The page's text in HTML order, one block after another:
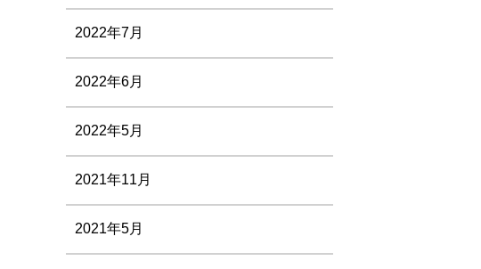
2022年7月
2022年6月
2022年5月
2021年11月
2021年5月